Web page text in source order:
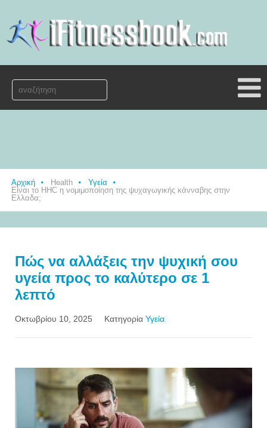
Αρχική Health
Υγεία
Είναι το HHC η νομιμοποίηση της ψυχαγωγικής κάνναβης στην
Ελλαδα;
Πώς να αλλάξεις την ψυχική σου
υγεία προς το καλύτερο σε 1
λεπτό
Οκτωβρίου 10, 2025 Κατηγορία Υγεία